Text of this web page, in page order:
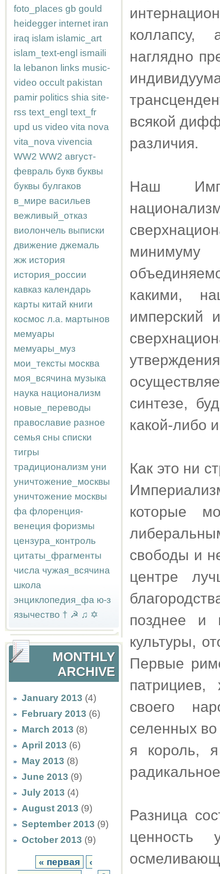
foto_places gb gould
heidegger internet iran
iraq islam islamic_art
islam_text-engl ismaili
la lebanon links music-
video occult pakistan
pamir politics shia site-
rss text_engl text_fr
upd us video vita nova
vita_nova vivencia
WW2 WW2 август-
февраль букв буквы
буквы булгаков
в_мире васильев
вежливый_отказ
виолончель выписки
движение джемаль
жж история
история_россии
кавказ календарь
карты китай книги
космос л.а. мартынов
мемуары
мемуары_муз
мои_тексты москва
моя_всячина музыка
наука национализм
новые_переводы
православие разное
семья сны списки
тигры
традиционализм уни
уничтожение_москвы
уничтожение москвы
фа флоренция-
венеция форизмы
цензура_контроль
цитаты_фрагменты
числа чужая_всячина
школа
энциклопедия_фа ю-з
язычество † ☭ ♫ ✡
MONTHLY
ARCHIVE
January 2013 (4)
February 2013 (6)
March 2013 (8)
April 2013 (6)
May 2013 (8)
June 2013 (9)
July 2013 (4)
August 2013 (9)
September 2013 (9)
October 2013 (9)
« первая
‹
коллапсу,
наглядно
всякой
различия.
Наш
минимуму
какими,
имперский
синтезе,
какой-либо
Как это ни
которые
свободы и
центре
позднее и
культуры,
Первые
своего
селенных
я король,
Разница
ценность